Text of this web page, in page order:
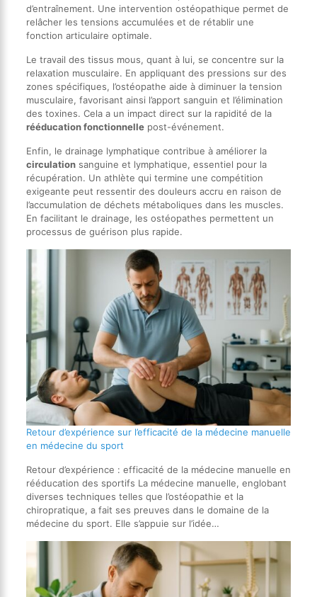
d’entraînement. Une intervention ostéopathique permet de
relâcher les tensions accumulées et de rétablir une
fonction articulaire optimale.
Le travail des tissus mous, quant à lui, se concentre sur la
relaxation musculaire. En appliquant des pressions sur des
zones spécifiques, l’ostéopathe aide à diminuer la tension
musculaire, favorisant ainsi l’apport sanguin et l’élimination
des toxines. Cela a un impact direct sur la rapidité de la
rééducation fonctionnellepost-événement.
Enfin, le drainage lymphatique contribue à améliorer la
circulationsanguine et lymphatique, essentiel pour la
récupération. Un athlète qui termine une compétition
exigeante peut ressentir des douleurs accru en raison de
l’accumulation de déchets métaboliques dans les muscles.
En facilitant le drainage, les ostéopathes permettent un
processus de guérison plus rapide.
Retour d’expérience sur l’efficacité de la médecine manuelle
en médecine du sport
Retour d’expérience : efficacité de la médecine manuelle en
rééducation des sportifs La médecine manuelle, englobant
diverses techniques telles que l’ostéopathie et la
chiropratique, a fait ses preuves dans le domaine de la
médecine du sport. Elle s’appuie sur l’idée…